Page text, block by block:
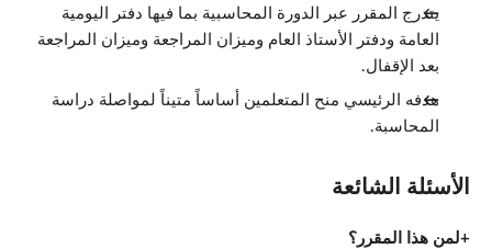
يتدرج المقرر عبر الدورة المحاسبية بما فيها دفتر اليومية
العامة ودفتر الأستاذ العام وميزان المراجعة وميزان المراجعة
بعد الإقفال.
هدفه الرئيسي منح المتعلمين أساساً متيناً لمواصلة دراسة
المحاسبة.
الأسئلة الشائعة
لمن هذا المقرر؟